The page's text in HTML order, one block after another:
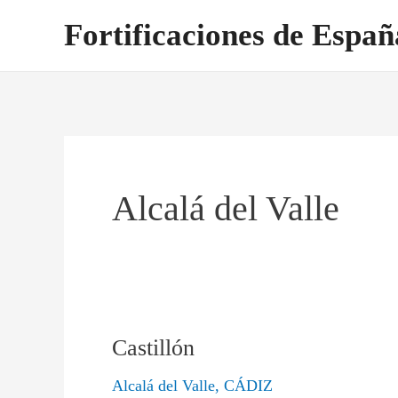
Fortificaciones de
Alcalá del Valle
Castillón
Alcalá del Valle, CÁDIZ
Castillón